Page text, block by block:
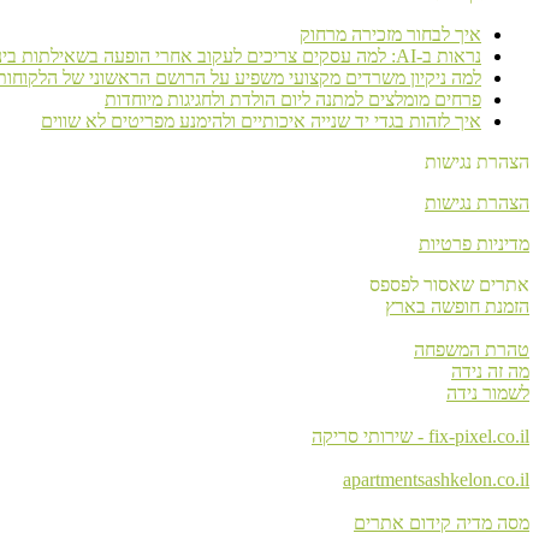
איך לבחור מזכירה מרחוק
נראות ב-AI: למה עסקים צריכים לעקוב אחרי הופעה בשאילתות בינה מלאכותית
למה ניקיון משרדים מקצועי משפיע על הרושם הראשוני של
פרחים מומלצים למתנה ליום הולדת ולחגיגות מיוחדות
איך לזהות בגדי יד שנייה איכותיים ולהימנע מפריטים לא שווים
הצהרת נגישות
הצהרת נגישות
מדיניות פרטיות
אתרים שאסור לפספס
הזמנת חופשה בארץ
טהרת המשפחה
מה זה נידה
לשמור נידה
fix-pixel.co.il - שירותי סריקה
apartmentsashkelon.co.il
מסה מדיה קידום אתרים